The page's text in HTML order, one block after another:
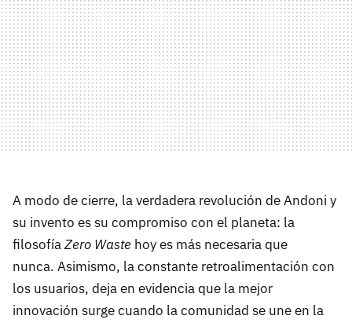
A modo de cierre, la verdadera revolución de Andoni y
su invento es su compromiso con el planeta: la
filosofíaZero Waste hoy es más necesaria que
nunca. Asimismo, la constante retroalimentación con
los usuarios, deja en evidencia que la mejor
innovación surge cuando la comunidad se une en la